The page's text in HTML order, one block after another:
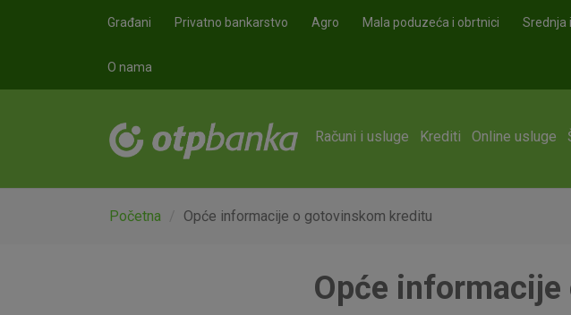
Građani Privatno bankarstvo Agro Mala poduzeća i obrtnici Srednja
O nama
Računi i usluge Krediti Online usluge
Početna Opće informacije o gotovinskom kreditu
Opće